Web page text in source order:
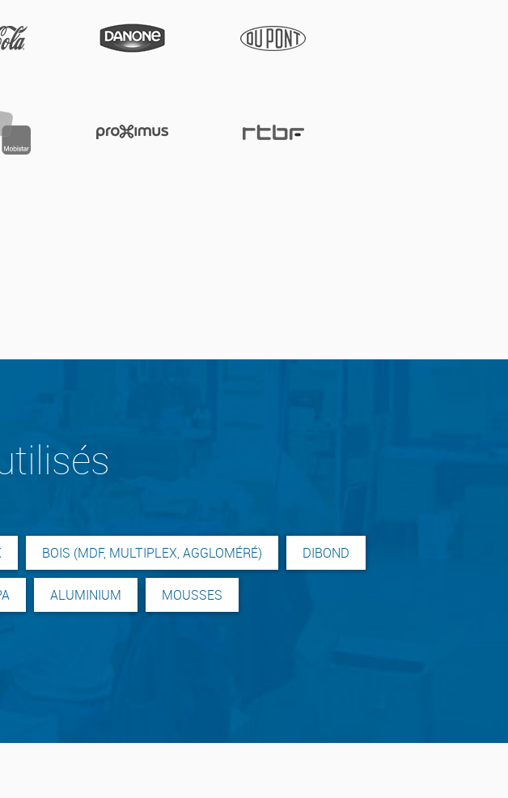
BOIS (MDF, MULTIPLEX, AGGLOMÉRÉ) DIBOND
ALUMINIUM MOUSSES